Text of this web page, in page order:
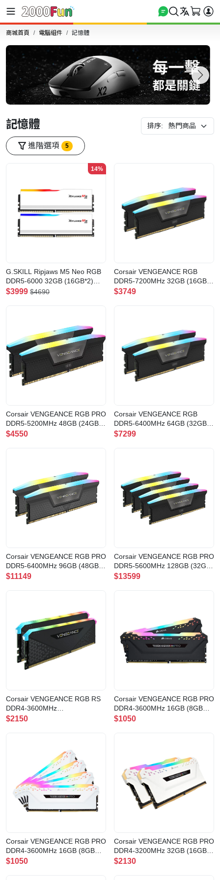
商城首頁 電腦組件 記憶體
記憶體 排序:
進階選項 5
14%
G.SKILL Ripjaws M5 Neo RGB
DDR5-6000 32GB (16GB*2)
CL36 White(F5-
$3999 $4690
Corsair VENGEANCE RGB
DDR5-7200MHz 32GB (16GB
x2) CL34
$3749
Corsair VENGEANCE RGB PRO
DDR5-5200MHz 48GB (24GB
x2) CL38
$4550
Corsair VENGEANCE RGB
DDR5-6400MHz 64GB (32GB
x2) CL32
$7299
Corsair VENGEANCE RGB PRO
DDR5-6400MHz 96GB (48GB
x2) CL32
$11149
Corsair VENGEANCE RGB PRO
DDR5-5600MHz 128GB (32GB
x4) CL40
$13599
Corsair VENGEANCE RGB RS
DDR4-3600MHz
32GB(2x16GB)
$2150
Corsair VENGEANCE RGB PRO
DDR4-3600MHz 16GB (8GB
x2) CL18
$1050
Corsair VENGEANCE RGB PRO
DDR4-3600MHz 16GB (8GB
x2) CL18
$1050
Corsair VENGEANCE RGB PRO
DDR4-3200MHz 32GB (16GB
x2) CL16
$2130